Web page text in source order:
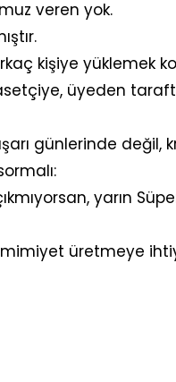
veren yok.
kişiye yüklemek
üyeden
günlerinde değil,
yarın
üretmeye